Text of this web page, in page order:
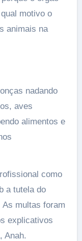
motivo o
animais na
nadando
aves
alimentos e
como
a tutela do
multas foram
explicativos
Anah.